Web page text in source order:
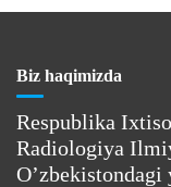
Biz haqimizda
Respublika
Radiologiya
O’zbekistondagi